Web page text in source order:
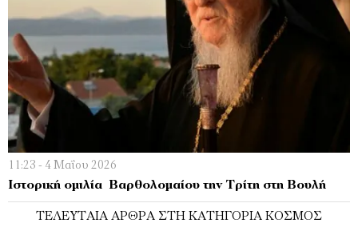
11:23 - 4 Μαΐου 2026
Ιστορική ομιλία Βαρθολομαίου την Τρίτη στη Βουλή
ΤΕΛΕΥΤΑΊΑ ΆΡΘΡΑ ΣΤΗ ΚΑΤΗΓΟΡΊΑ ΚΌΣΜΟΣ